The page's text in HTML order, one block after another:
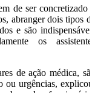
de ser concretizado e
abranger dois tipos de
e são indispensáveis
os assistentes
de ação médica, são
ou urgências, explicou,